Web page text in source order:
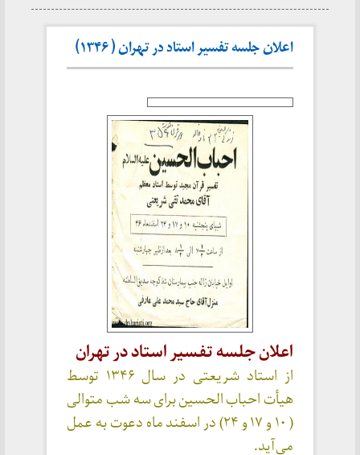
اعلان جلسه تفسیر استاد در تهران ( ۱۳۴۶)
اعلان جلسه تفسیر استاد در تهران
از استاد شریعتی در سال ۱۳۴۶ توسط
هیأت احباب الحسین برای سه شب متوالی
( ۱۰ و ۱۷ و ۲۴) در اسفند ماه دعوت به عمل